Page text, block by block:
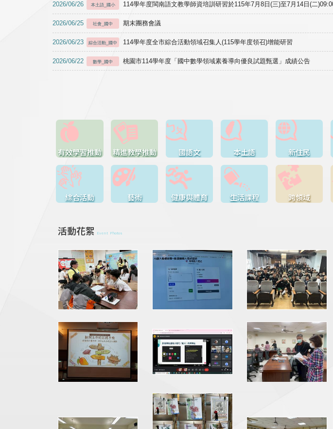
2026/06/26 本土語_國小 114學年度閩南語文教學師資培訓研習於115年7月8日(三)至7月14日(二
2026/06/25 社會_國中 期末團務會議
2026/06/23 綜合活動_國中 114學年度全市綜合活動領域召集人(115學年度領召)增能研習
2026/06/22 數學_國中 桃園市114學年度「國中數學領域素養導向優良試題甄選」成績公告
有效學習推動 精進教學推動 國語文 本土語 新住民
綜合活動 藝術 健康與體育 生活課程 跨領域
活動花絮 Event Photos